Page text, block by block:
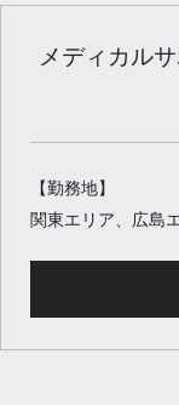
メディカル
【勤務地】
関東エリア、広島